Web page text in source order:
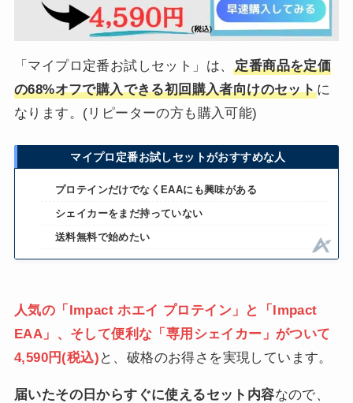
「マイプロ定番お試しセット」は、定番商品を定価
の68%オフで購入できる初回購入者向けのセットに
なります。(リピーターの方も購入可能)
マイプロ定番お試しセットがおすすめな人
プロテインだけでなくEAAにも興味がある
シェイカーをまだ持っていない
送料無料で始めたい
人気の「Impact ホエイ プロテイン」と「Impact
EAA」、そして便利な「専用シェイカー」がついて
4,590円(税込) と、破格のお得さを実現しています。
届いたその日からすぐに使えるセット内容なので、